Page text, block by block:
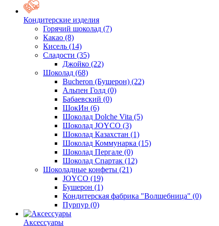
Кондитерские изделия
Горячий шоколад (7)
Какао (8)
Кисель (14)
Сладости (35)
Джойко (22)
Шоколад (68)
Bucheron (Бушерон) (22)
Альпен Голд (0)
Бабаевский (0)
ШокИн (6)
Шоколад Dolche Vita (5)
Шоколад JOYCO (3)
Шоколад Казахстан (1)
Шоколад Коммунарка (15)
Шоколад Пергале (0)
Шоколад Спартак (12)
Шоколадные конфеты (21)
JOYCO (19)
Бушерон (1)
Кондитерская фабрика "Волшебница" (0)
Пурпур (0)
Аксессуары